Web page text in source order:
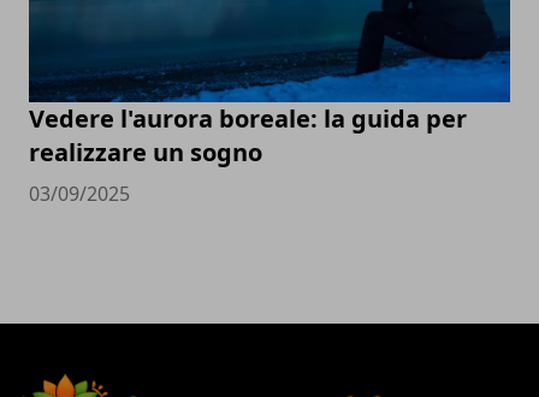
Vedere l'aurora boreale: la guida per
realizzare un sogno
03/09/2025